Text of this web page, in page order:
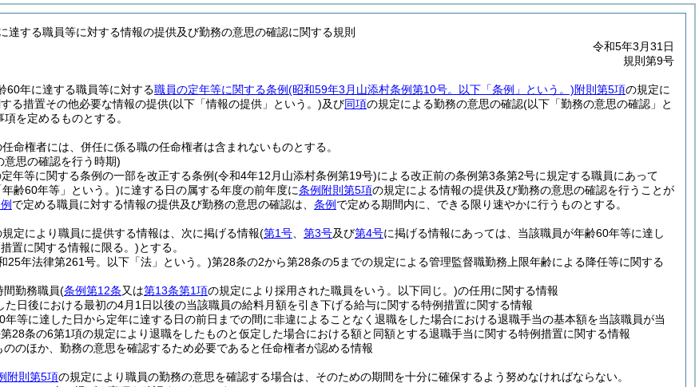
達する職員等に対する情報の提供及び勤務の意思の確認に関する規則
令和5年3月31日
規則第9号
60年に達する職員等に対する職員の定年等に関する条例(昭和59年3月山添村条例第10号。以下「条例」という。)附則第5項の規定に
る措置その他必要な情報の提供(以下「情報の提供」という。)及び同項の規定による勤務の意思の確認(以下「勤務の意思の確認」と
を定めるものとする。
任命権者には、併任に係る職の任命権者は含まれないものとする。
思の確認を行う時期)
年等に関する条例の一部を改正する条例(令和4年12月山添村条例第19号)による改正前の条例第3条第2号に規定する職員にあって
齢60年等」という。)に達する日の属する年度の前年度に条例附則第5項の規定による情報の提供及び勤務の意思の確認を行うことが
で定める職員に対する情報の提供及び勤務の意思の確認は、 条例 で定める期間内に、できる限り速やかに行うものとする。
規定により職員に提供する情報は、次に掲げる情報(第1号 第3号及び第4号に掲げる情報にあっては、当該職員が年齢60年等に達し
置に関する情報に限る。)とする。
25年法律第261号。以下「法」という。)第28条の2から第28条の5までの規定による管理監督職勤務上限年齢による降任等に関する
間勤務職員(条例第12条又は第13条第1項の規定により採用された職員をいう。以下同じ。)の任用に関する情報
た日後における最初の4月1日以後の当該職員の給料月額を引き下げる給与に関する特例措置に関する情報
年等に達した日から定年に達する日の前日までの間に非違によることなく退職をした場合における退職手当の基本額を当該職員が当
28条の6第1項の規定により退職をしたものと仮定した場合における額と同額とする退職手当に関する特例措置に関する情報
ののほか、勤務の意思を確認するため必要であると任命権者が認める情報
附則第5項の規定により職員の勤務の意思を確認する場合は、そのための期間を十分に確保するよう努めなければならない。